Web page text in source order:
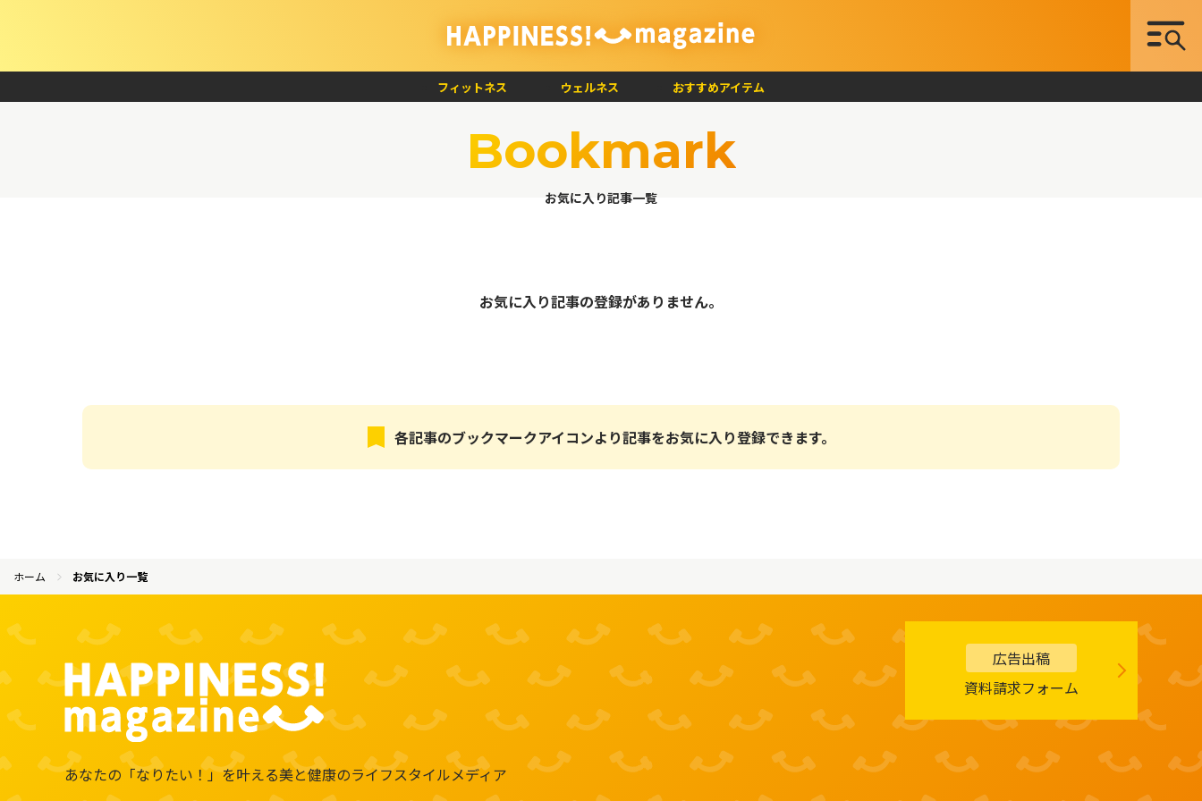
フィットネス ウェルネス おすすめアイテム
Bookmark
お気に入り記事一覧
お気に入り記事の登録がありません。
各記事のブックマークアイコンより記事をお気に入り登録できます。
ホーム お気に入り一覧
あなたの「なりたい！」を叶える美と健康のライフスタイルメディア
広告出稿
資料請求フォーム